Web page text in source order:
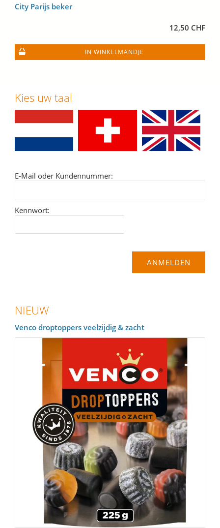
City Parijs beker
12,50 CHF
IN WINKELMANDJE
Kies uw taal
E-Mail oder Kundennummer:
Kennwort:
NIEUW
Venco droptoppers veelzijdig & zacht